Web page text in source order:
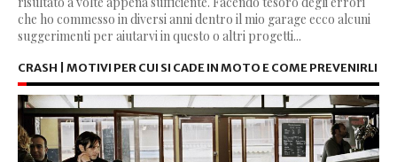
che ho commesso in diversi anni dentro il mio garage ecco alcuni
suggerimenti per aiutarvi in questo o altri progetti...
CRASH | MOTIVI PER CUI SI CADE IN MOTO E COME PREVENIRLI